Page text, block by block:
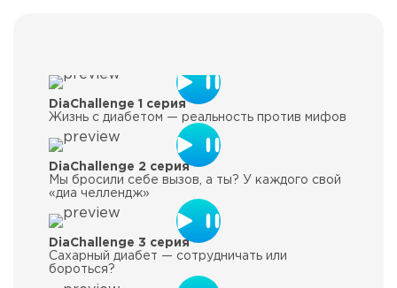
DiaChallenge 1 серия
Жизнь с диабетом — реальность против мифов
DiaChallenge 2 серия
Мы бросили себе вызов, а ты? У каждого свой
«диа челлендж»
DiaChallenge 3 серия
Сахарный диабет — сотрудничать или
бороться?